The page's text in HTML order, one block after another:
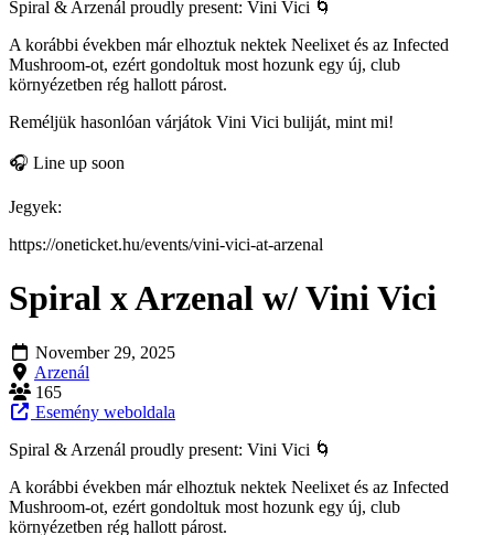
Spiral & Arzenál proudly present: Vini Vici 🌀
A korábbi években már elhoztuk nektek Neelixet és az Infected
Mushroom-ot, ezért gondoltuk most hozunk egy új, club
környézetben rég hallott párost.
Reméljük hasonlóan várjátok Vini Vici buliját, mint mi!
🎧 Line up soon
Jegyek:
https://oneticket.hu/events/vini-vici-at-arzenal
Spiral x Arzenal w/ Vini Vici
November 29, 2025
Arzenál
165
Esemény weboldala
Spiral & Arzenál proudly present: Vini Vici 🌀
A korábbi években már elhoztuk nektek Neelixet és az Infected
Mushroom-ot, ezért gondoltuk most hozunk egy új, club
környézetben rég hallott párost.